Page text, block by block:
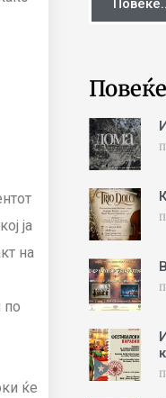
ја
на
по
ќе
Повеќе..